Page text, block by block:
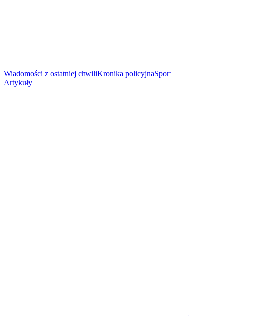
Wiadomości z ostatniej chwiliKronika policyjnaSport
Artykuły